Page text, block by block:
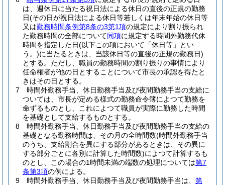
は、週休日に当たる祝日法による休日の直後の正規の勤務
日(その日が祝日法による休日等若しくは年末年始の休日等
又は勤務時間条例第8条の3第1項の規定により割り振られ
た勤務時間の全部について同項に規定する時間外勤務代休
時間を指定した日(以下この項において「休日等」とい
う。)に当たるときは、当該休日等の直後の正規の勤務日)
とする。 ただし、職員の勤務時間の割り振りの事情により
任命権者が他の日とすることについて市長の承認を得たと
きはその日とする。
7
時間外勤務手当、休日勤務手当及び夜間勤務手当の支給に
ついては、市長が定める様式の勤務命令簿によつて勤務を
命ずるものとし、これによつて職員が実際に勤務した時間
を基礎として支給するものとする。
8
時間外勤務手当、休日勤務手当及び夜間勤務手当の支給の
基礎となる勤務時間は、その月の全時間数(時間外勤務手当
のうち、支給割合を異にする部分があるときは、その異に
する部分ごとに各別に計算した時間数)によつて計算するも
のとし、この場合の1時間未満の端数の処理については第7
条第3項の例による。
9
時間外勤務手当、休日勤務手当及び夜間勤務手当は、 第